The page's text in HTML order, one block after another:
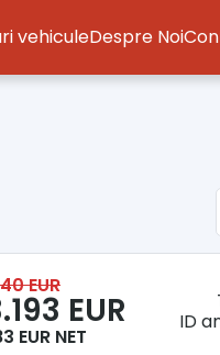
vehiculeDespre Noi
EUR
EUR
EUR NET
ID